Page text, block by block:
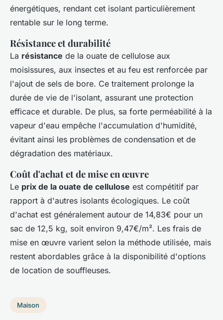
énergétiques, rendant cet isolant particulièrement
rentable sur le long terme.
Résistance et durabilité
La résistance de la ouate de cellulose aux
moisissures, aux insectes et au feu est renforcée par
l'ajout de sels de bore. Ce traitement prolonge la
durée de vie de l'isolant, assurant une protection
efficace et durable. De plus, sa forte perméabilité à la
vapeur d'eau empêche l'accumulation d'humidité,
évitant ainsi les problèmes de condensation et de
dégradation des matériaux.
Coût d'achat et de mise en œuvre
Le prix de la ouate de cellulose est compétitif par
rapport à d'autres isolants écologiques. Le coût
d'achat est généralement autour de 14,83€ pour un
sac de 12,5 kg, soit environ 9,47€/m². Les frais de
mise en œuvre varient selon la méthode utilisée, mais
restent abordables grâce à la disponibilité d'options
de location de souffleuses.
Maison